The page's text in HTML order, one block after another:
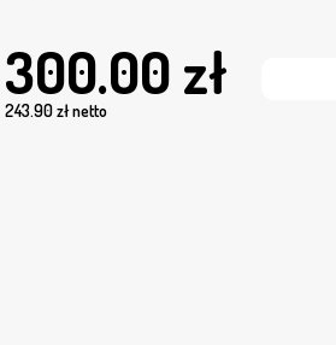
300.00 zł
243.90zł netto